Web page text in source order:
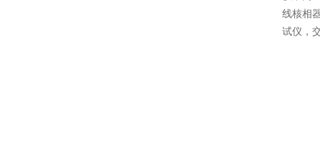
线核相
试仪，